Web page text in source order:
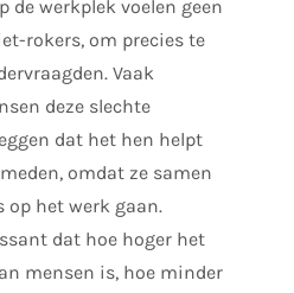
de werkplek voelen geen
rokers, om precies te
Vaak
deze slechte
dat het hen helpt
omdat ze samen
op het werk gaan.
dat hoe hoger het
mensen is, hoe minder